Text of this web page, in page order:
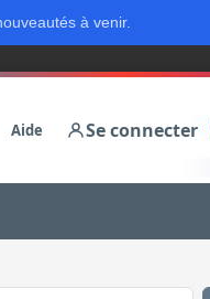
à venir.
Aide Se connecter